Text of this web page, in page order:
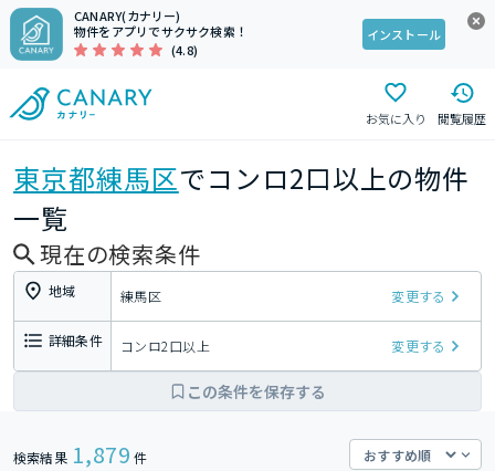
CANARY(カナリー)
物件をアプリでサクサク検索！
(4.8)
インストール
お気に入り 閲覧履歴
東京都練馬区でコンロ2口以上の物件
一覧
現在の検索条件
地域 練馬区 変更する
詳細条件 コンロ2口以上 変更する
この条件を保存する
検索結果 1,879 件